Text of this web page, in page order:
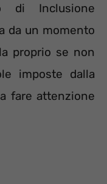
di Inclusione
da un momento
proprio se non
imposte dalla
fare attenzione